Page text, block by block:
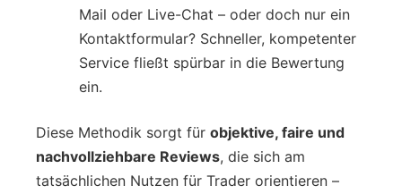
Mail oder Live-Chat – oder doch nur ein
Kontaktformular? Schneller, kompetenter
Service fließt spürbar in die Bewertung
ein.
Diese Methodik sorgt für objektive, faire und
nachvollziehbare Reviews, die sich am
tatsächlichen Nutzen für Trader orientieren –